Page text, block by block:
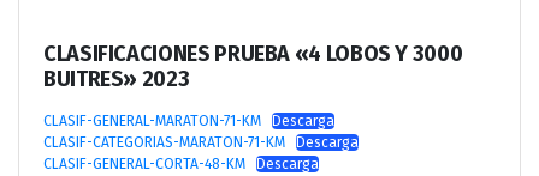
CLASIFICACIONES PRUEBA «4 LOBOS Y 3000
BUITRES» 2023
CLASIF-GENERAL-MARATON-71-KM
Descarga
CLASIF-CATEGORIAS-MARATON-71-KM
Descarga
CLASIF-GENERAL-CORTA-48-KM
Descarga